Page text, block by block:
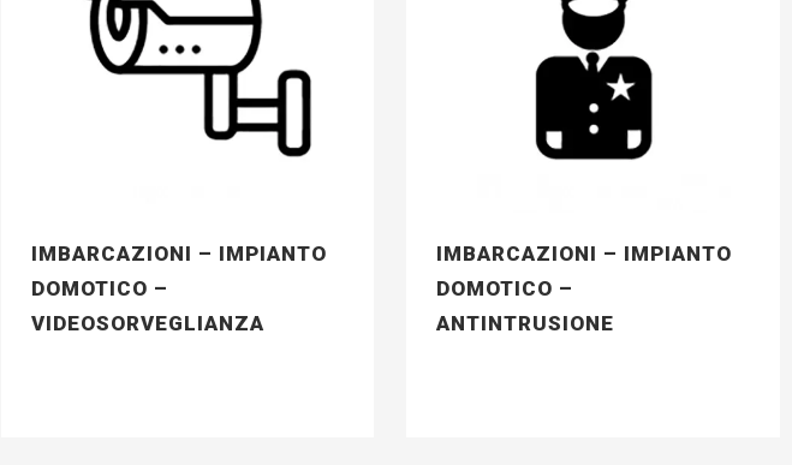
IMBARCAZIONI – IMPIANTO
DOMOTICO –
VIDEOSORVEGLIANZA
IMBARCAZIONI – IMPIANTO
DOMOTICO –
ANTINTRUSIONE